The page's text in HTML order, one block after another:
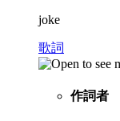
joke
歌詞
作詞者